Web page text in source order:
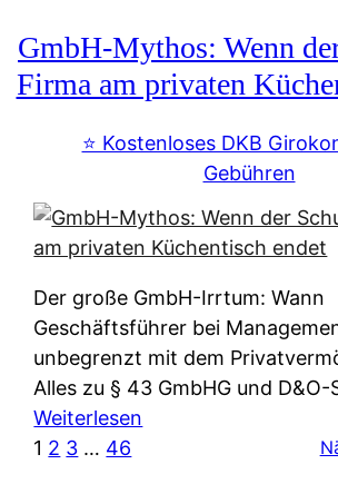
W
e
r
s
i
c
h
e
t
e
u
d
n
w
l
c
h
e
n
t
e
u
e
r
k
l
ä
u
GmbH-Mythos: Wenn
Firma am privaten
⭐️ Kostenloses DKB
Gebühren
Der große GmbH-Irrtum: Wann
Geschäftsführer bei
unbegrenzt mit dem
Alles zu § 43 GmbHG und D&O-
Weiterlesen
1 2 3 … 46